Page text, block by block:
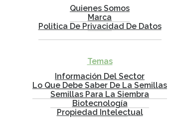
Quienes Somos
Marca
Politica De Privacidad De Datos
Temas
Información Del Sector
Lo Que Debe Saber De La Semillas
Semillas Para La Siembra
Biotecnología
Propiedad Intelectual